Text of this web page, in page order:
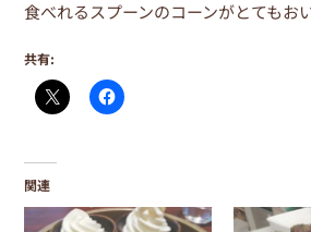
食べれるスプーンのコーンがとてもお
共有:
関連